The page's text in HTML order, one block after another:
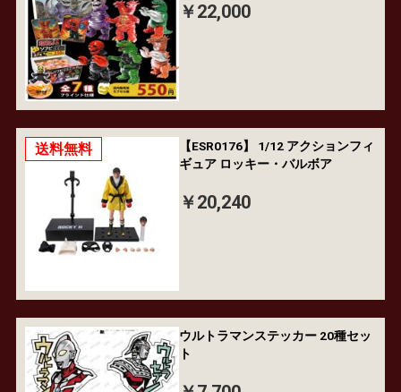
￥22,000
送料無料
【ESR0176】 1/12 アクションフィ
ギュア ロッキー・バルボア
￥20,240
ウルトラマンステッカー 20種セッ
ト